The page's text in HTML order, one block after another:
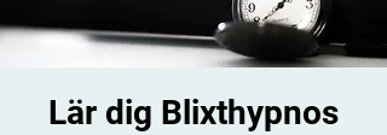
Lär dig Blixthypnos